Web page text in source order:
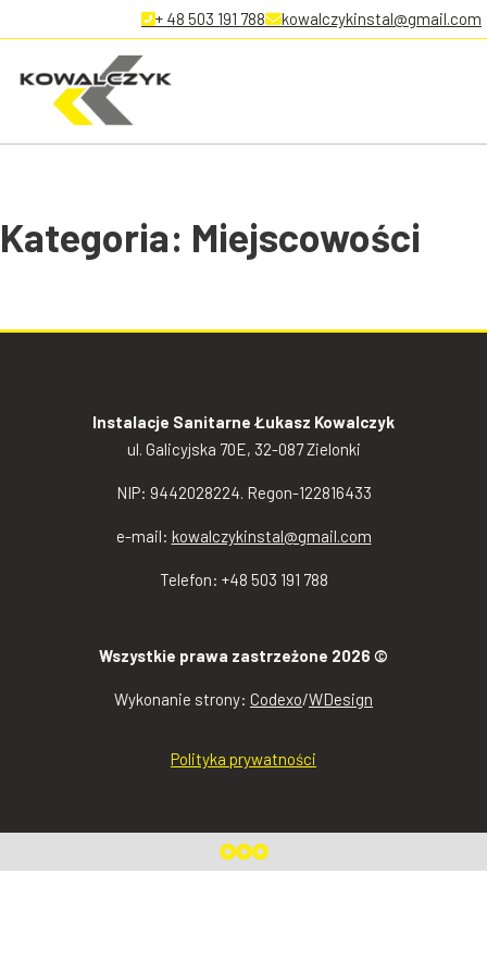
+ 48 503 191 788 kowalczykinstal@gmail.com
Kategoria: Miejscowości
Instalacje Sanitarne Łukasz Kowalczyk
ul. Galicyjska 70E, 32-087 Zielonki
NIP: 9442028224. Regon-122816433
e-mail: kowalczykinstal@gmail.com
Telefon: +48 503 191 788
Wszystkie prawa zastrzeżone 2026 ©
Wykonanie strony: Codexo/WDesign
Polityka prywatności